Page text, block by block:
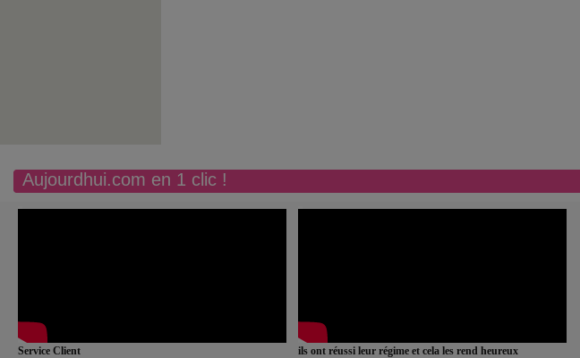
Aujourdhui.com en 1 clic !
Service Client
ils ont réussi leur régime et cela les rend heureux